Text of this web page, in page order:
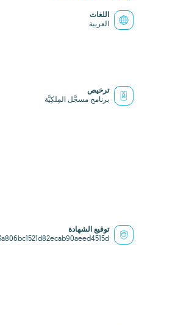
اللغات
العربية
ترخيص
برنامج مسجَّل المِلكِيَّة
توقيع الشهادة